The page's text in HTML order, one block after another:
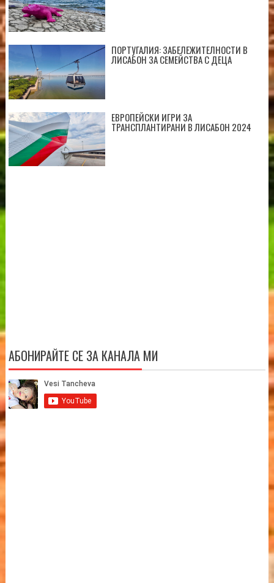
ПОРТУГАЛИЯ: ЗАБЕЛЕЖИТЕЛНОСТИ В
ЛИСАБОН ЗА СЕМЕЙСТВА С ДЕЦА
ЕВРОПЕЙСКИ ИГРИ ЗА
ТРАНСПЛАНТИРАНИ В ЛИСАБОН 2024
АБОНИРАЙТЕ СЕ ЗА КАНАЛА МИ